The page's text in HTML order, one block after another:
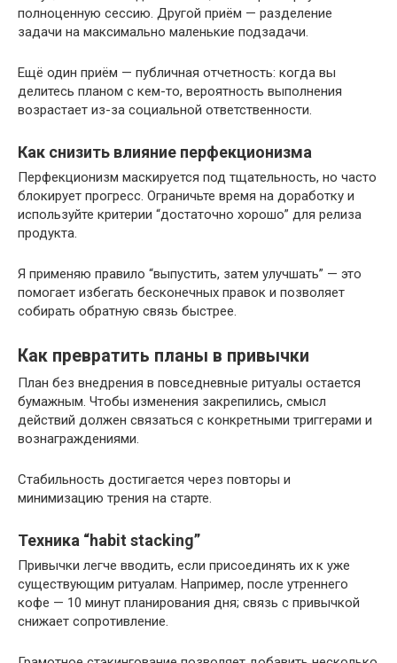
полноценную сессию. Другой приём — разделение
задачи на максимально маленькие подзадачи.
Ещё один приём — публичная отчетность: когда вы
делитесь планом с кем-то, вероятность выполнения
возрастает из-за социальной ответственности.
Как снизить влияние перфекционизма
Перфекционизм маскируется под тщательность, но часто
блокирует прогресс. Ограничьте время на доработку и
используйте критерии “достаточно хорошо” для релиза
продукта.
Я применяю правило “выпустить, затем улучшать” — это
помогает избегать бесконечных правок и позволяет
собирать обратную связь быстрее.
Как превратить планы в привычки
План без внедрения в повседневные ритуалы остается
бумажным. Чтобы изменения закрепились, смысл
действий должен связаться с конкретными триггерами и
вознаграждениями.
Стабильность достигается через повторы и
минимизацию трения на старте.
Техника “habit stacking”
Привычки легче вводить, если присоединять их к уже
существующим ритуалам. Например, после утреннего
кофе — 10 минут планирования дня; связь с привычкой
снижает сопротивление.